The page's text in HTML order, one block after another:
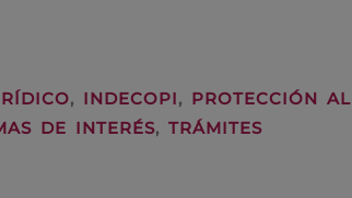
, INDECOPI, PROTECCIÓN AL
DE INTERÉS, TRÁMITES